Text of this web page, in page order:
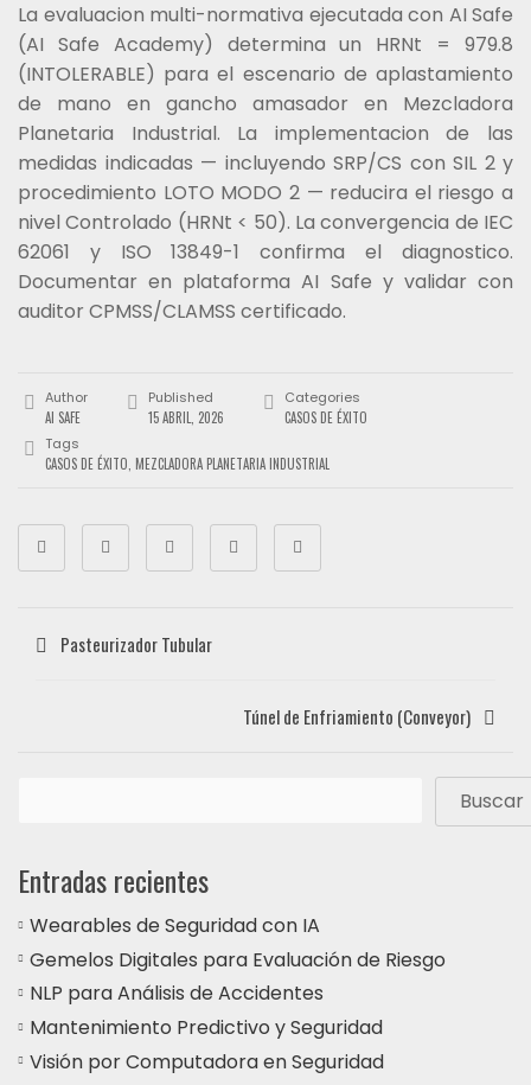
La evaluacion multi-normativa ejecutada con AI Safe
(AI Safe Academy) determina un HRNt = 979.8
(INTOLERABLE) para el escenario de aplastamiento
de mano en gancho amasador en Mezcladora
Planetaria Industrial. La implementacion de las
medidas indicadas — incluyendo SRP/CS con SIL 2 y
procedimiento LOTO MODO 2 — reducira el riesgo a
nivel Controlado (HRNt < 50). La convergencia de IEC
62061 y ISO 13849-1 confirma el diagnostico.
Documentar en plataforma AI Safe y validar con
auditor CPMSS/CLAMSS certificado.
Author
AI SAFE
Published
15 ABRIL, 2026
Categories
CASOS DE ÉXITO
Tags
CASOS DE ÉXITO MEZCLADORA PLANETARIA INDUSTRIAL
Pasteurizador Tubular
Túnel de Enfriamiento (Conveyor)
Buscar
Entradas recientes
Wearables de Seguridad con IA
Gemelos Digitales para Evaluación de Riesgo
NLP para Análisis de Accidentes
Mantenimiento Predictivo y Seguridad
Visión por Computadora en Seguridad